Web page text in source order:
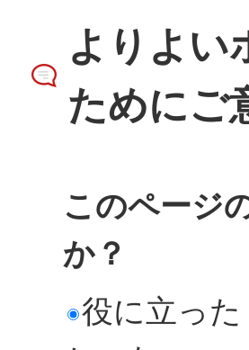
よりよい
ためにご
このページ
か？
役に立った